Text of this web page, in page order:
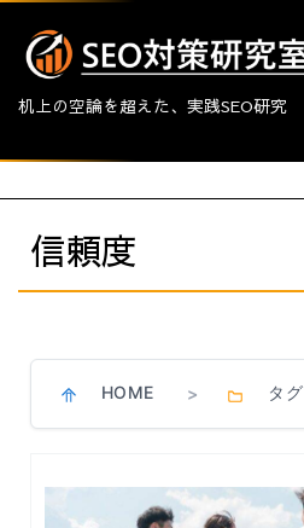
机上の空論を超えた、実践SEO研究
信頼度
HOME > タグ